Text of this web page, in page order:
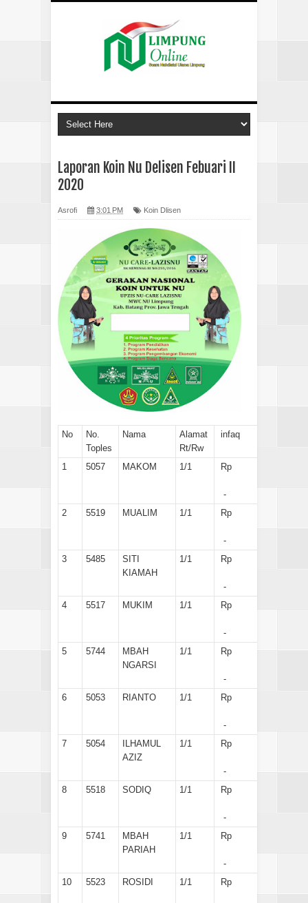
Laporan Koin Nu Delisen Febuari II
2020
Asrofi 3:01 PM Koin Dlisen
No
No.
Toples
Nama
Alamat
Rt/Rw
infaq
1 5057 MAKOM 1/1 Rp
-
2
5519 MUALIM 1/1 Rp
-
3
5485
SITI
KIAMAH
1/1 Rp
-
4
5517 MUKIM 1/1 Rp
-
5
5744
MBAH
NGARSI
1/1 Rp
-
6
5053 RIANTO 1/1 Rp
-
7
5054
ILHAMUL
AZIZ
1/1 Rp
-
8
5518 SODIQ 1/1 Rp
-
9
5741
MBAH
PARIAH
1/1 Rp
-
10
5523 ROSIDI 1/1 Rp